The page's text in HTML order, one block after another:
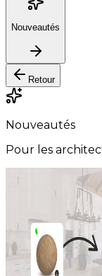
Nouveautés
Retour
Nouveautés
Pour les